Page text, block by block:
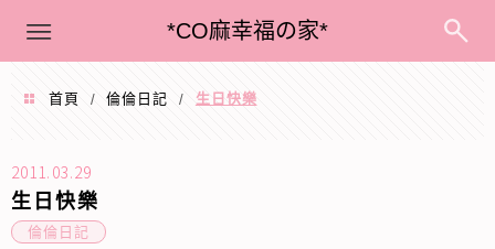
*CO麻幸福の家*
menu
首頁 / 倫倫日記 / 生日快樂
2011.03.29
生日快樂
倫倫日記